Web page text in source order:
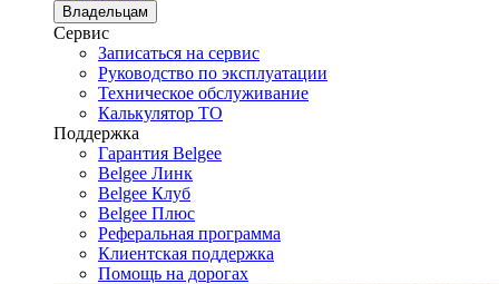
Владельцам
Сервис
Записаться на сервис
Руководство по эксплуатации
Техническое обслуживание
Калькулятор ТО
Поддержка
Гарантия Belgee
Belgee Линк
Belgee Клуб
Belgee Плюс
Реферальная программа
Клиентская поддержка
Помощь на дорогах